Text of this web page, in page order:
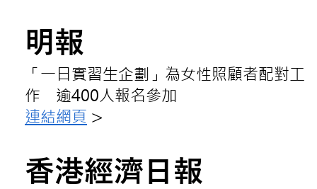
明報
「一日實習生企劃」為女性照顧者配對工
作 逾400人報名參加
連結網頁 >
香港經濟日報